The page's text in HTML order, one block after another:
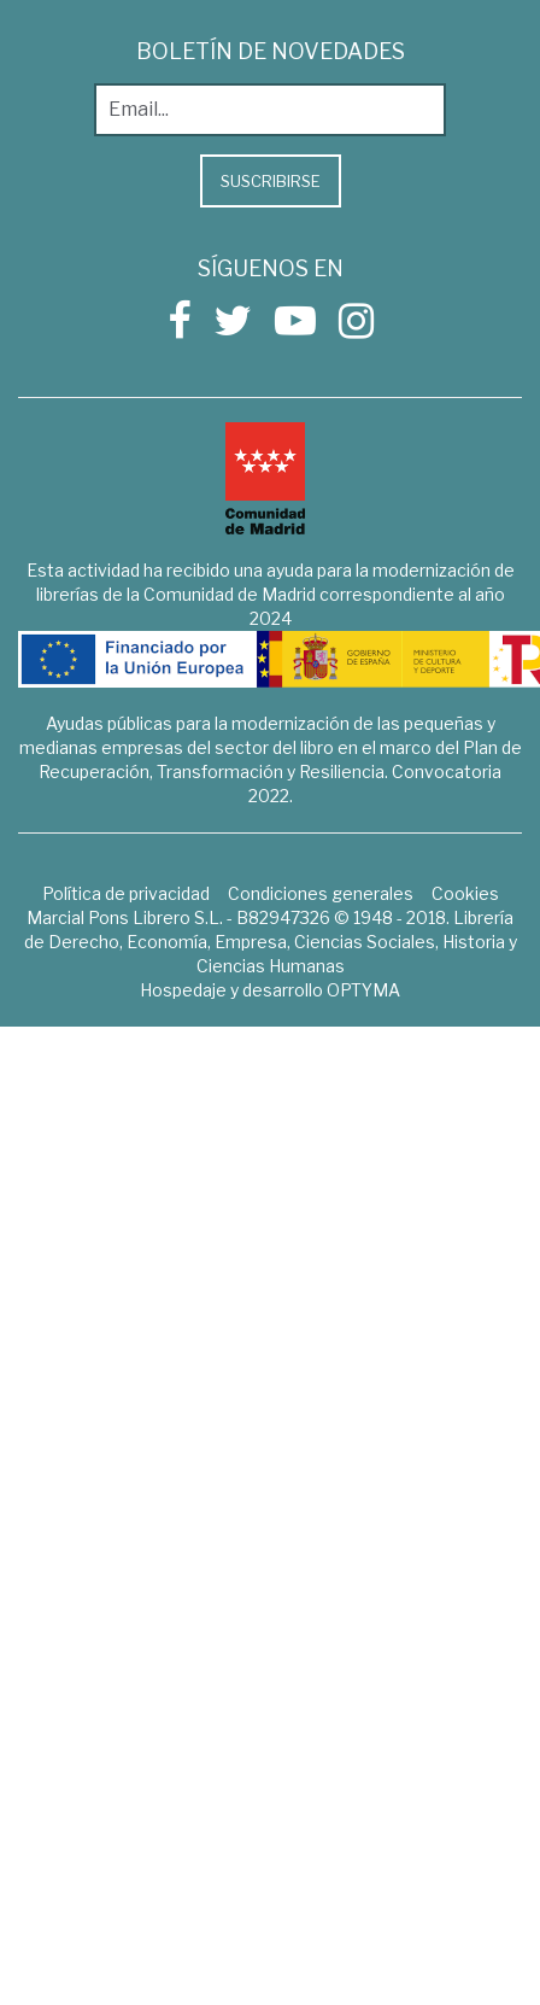
BOLETÍN DE NOVEDADES
SUSCRIBIRSE
SÍGUENOS EN
Esta actividad ha recibido una ayuda para la modernización de
librerías de la Comunidad de Madrid correspondiente al año
2024
Ayudas públicas para la modernización de las pequeñas y
medianas empresas del sector del libro en el marco del Plan de
Recuperación, Transformación y Resiliencia. Convocatoria
2022.
Política de privacidad Condiciones generales
Cookies
Marcial Pons Librero S.L. - B82947326 © 1948 - 2018. Librería
de Derecho, Economía, Empresa, Ciencias Sociales, Historia y
Ciencias Humanas
Hospedaje y desarrollo OPTYMA